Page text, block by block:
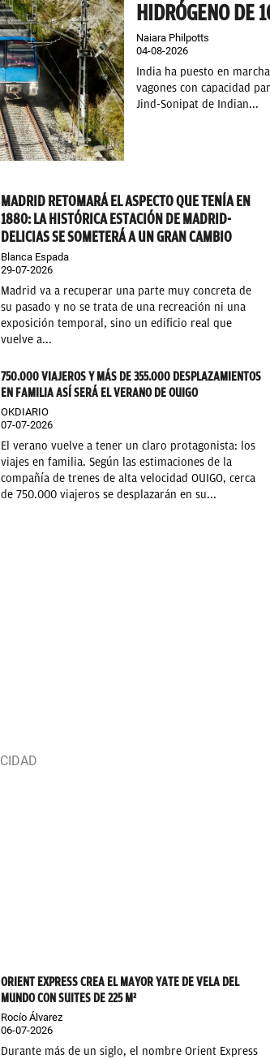
HIDRÓGENO DE
Naiara Philpotts
04-08-2026
India ha puesto en
vagones con capacidad
Jind-Sonipat de Indian...
MADRID RETOMARÁ EL ASPECTO QUE TENÍA EN
1880: LA HISTÓRICA ESTACIÓN DE MADRID-
DELICIAS SE SOMETERÁ A UN GRAN CAMBIO
Blanca Espada
29-07-2026
Madrid va a recuperar una parte muy concreta de
su pasado y no se trata de una recreación ni una
exposición temporal, sino un edificio real que
vuelve a...
750.000 VIAJEROS Y MÁS DE 355.000 DESPLAZAMIENTOS
EN FAMILIA ASÍ SERÁ EL VERANO DE OUIGO
OKDIARIO
07-07-2026
El verano vuelve a tener un claro protagonista: los
viajes en familia. Según las estimaciones de la
compañía de trenes de alta velocidad OUIGO, cerca
de 750.000 viajeros se desplazarán en su...
ORIENT EXPRESS CREA EL MAYOR YATE DE VELA DEL
MUNDO CON SUITES DE 225 M²
Rocío Álvarez
06-07-2026
Durante más de un siglo, el nombre Orient Express